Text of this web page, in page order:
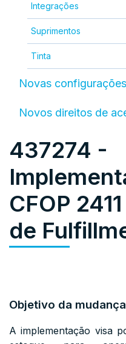
Integrações
Suprimentos
Tinta
Novas configurações
Novos direitos de
437274 -
CFOP
de
Objetivo da
A implementação visa